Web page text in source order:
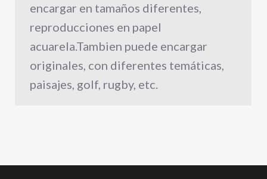
encargar en tamaños diferentes,
reproducciones en papel
acuarela.Tambien puede encargar
originales, con diferentes temáticas,
paisajes, golf, rugby, etc.